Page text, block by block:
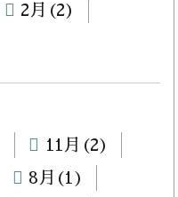
2月(2)
11月(2)
8月(1)